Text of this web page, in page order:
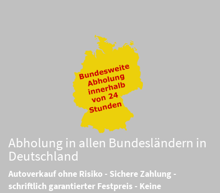
Abholung in allen Bundesländern in
Deutschland
Autoverkauf ohne Risiko - Sichere Zahlung -
schriftlich garantierter Festpreis - Keine